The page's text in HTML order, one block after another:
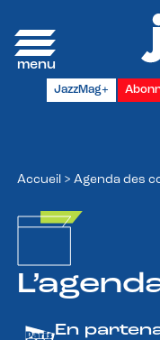
JazzMag+
Accueil > Agenda des
En